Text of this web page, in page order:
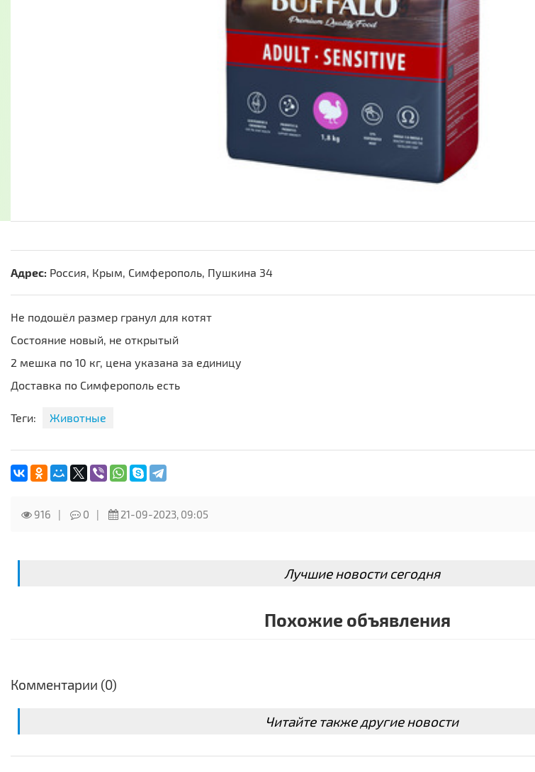
Адрес: Россия, Крым, Симферополь, Пушкина 34
Не подошёл размер гранул для котят
Состояние новый, не открытый
2 мешка по 10 кг, цена указана за единицу
Доставка по Симферополь есть
Теги: Животные
916 0 21-09-2023, 09:05
Лучшие новости сегодня
Похожие объявления
Комментарии (0)
Читайте также другие новости